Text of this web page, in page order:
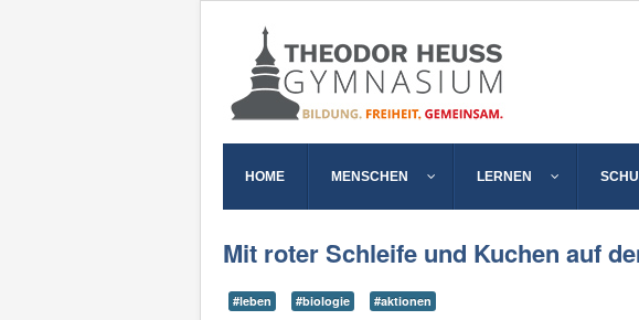
HOME MENSCHEN LERNEN
Mit roter Schleife und Kuchen auf
#leben #biologie #aktionen